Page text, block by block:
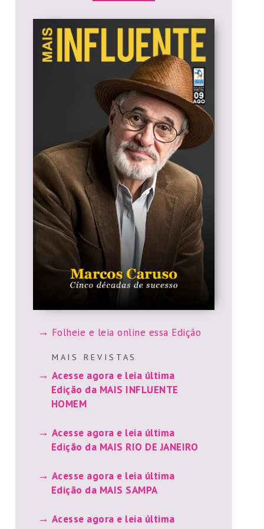
Folheie e leia online essa Edição
M A I S R E V I S T A S
Acesse agora e leia última
Edição da MAIS INFLUENTE
HOMEM
Acesse agora e leia última
Edição da MAIS RIO DE JANEIRO
Acesse agora e leia última
Edição da MAIS SAMPA
Acesse agora e leia última